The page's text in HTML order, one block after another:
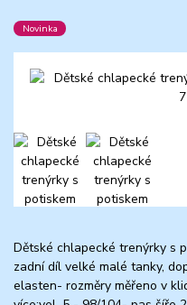
Novinka
Dětské chlapecké trenýrky s
zadní díl velké malé tanky,
elasten- rozměry měřeno v